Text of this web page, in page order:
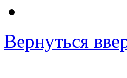
Вернуться